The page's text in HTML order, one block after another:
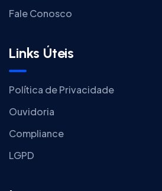
Fale Conosco
Links Úteis
Política de Privacidade
Ouvidoria
Compliance
LGPD